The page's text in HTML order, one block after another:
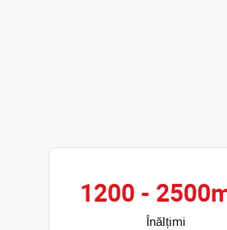
1200 -
Înălțimi